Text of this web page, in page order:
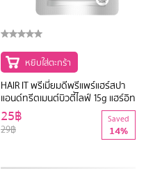
หยิบใส่ตะกร้า
HAIR IT พรีเมี่ยมดีพรีแพร์แฮร์สปา
แอนด์ทรีตเมนต์บิวตี้ไลฟ์ 15g แฮร์อิท
29฿
25฿ Saved
14%